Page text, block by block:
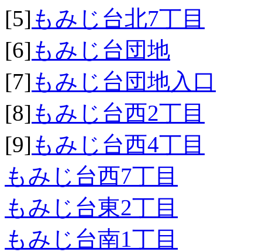
[5] もみじ台北7丁目
[6] もみじ台団地
[7] もみじ台団地入口
[8] もみじ台西2丁目
[9] もみじ台西4丁目
もみじ台西7丁目
もみじ台東2丁目
もみじ台南1丁目